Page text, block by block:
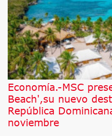
Economía.-MSC
Beach',su nuevo
República
noviembre